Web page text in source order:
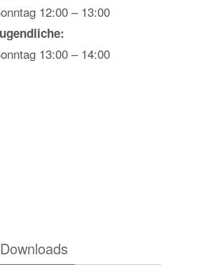
12:00 – 13:00
13:00 – 14:00
Downloads